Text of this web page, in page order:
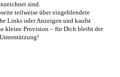
sind.
teilweise über eingeblendete
Links oder Anzeigen und kaufst
kleine Provision – für Dich bleibt der